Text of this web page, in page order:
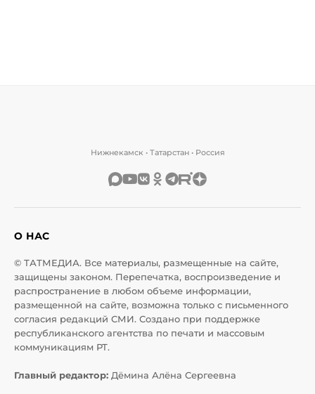
Нижнекамск • Татарстан • Россия
О НАС
© ТАТМЕДИА. Все материалы, размещенные на сайте,
защищены законом. Перепечатка, воспроизведение и
распространение в любом объеме информации,
размещенной на сайте, возможна только с письменного
согласия редакций СМИ. Создано при поддержке
республиканского агентства по печати и массовым
коммуникациям РТ.
Главный редактор: Дёмина Алёна Сергеевна